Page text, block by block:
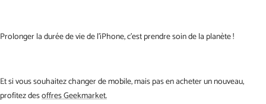
Prolonger la durée de vie de l'iPhone, c'est prendre soin de la planète !
Et si vous souhaitez changer de mobile, mais pas en acheter un nouveau,
profitez desoffres Geekmarket.